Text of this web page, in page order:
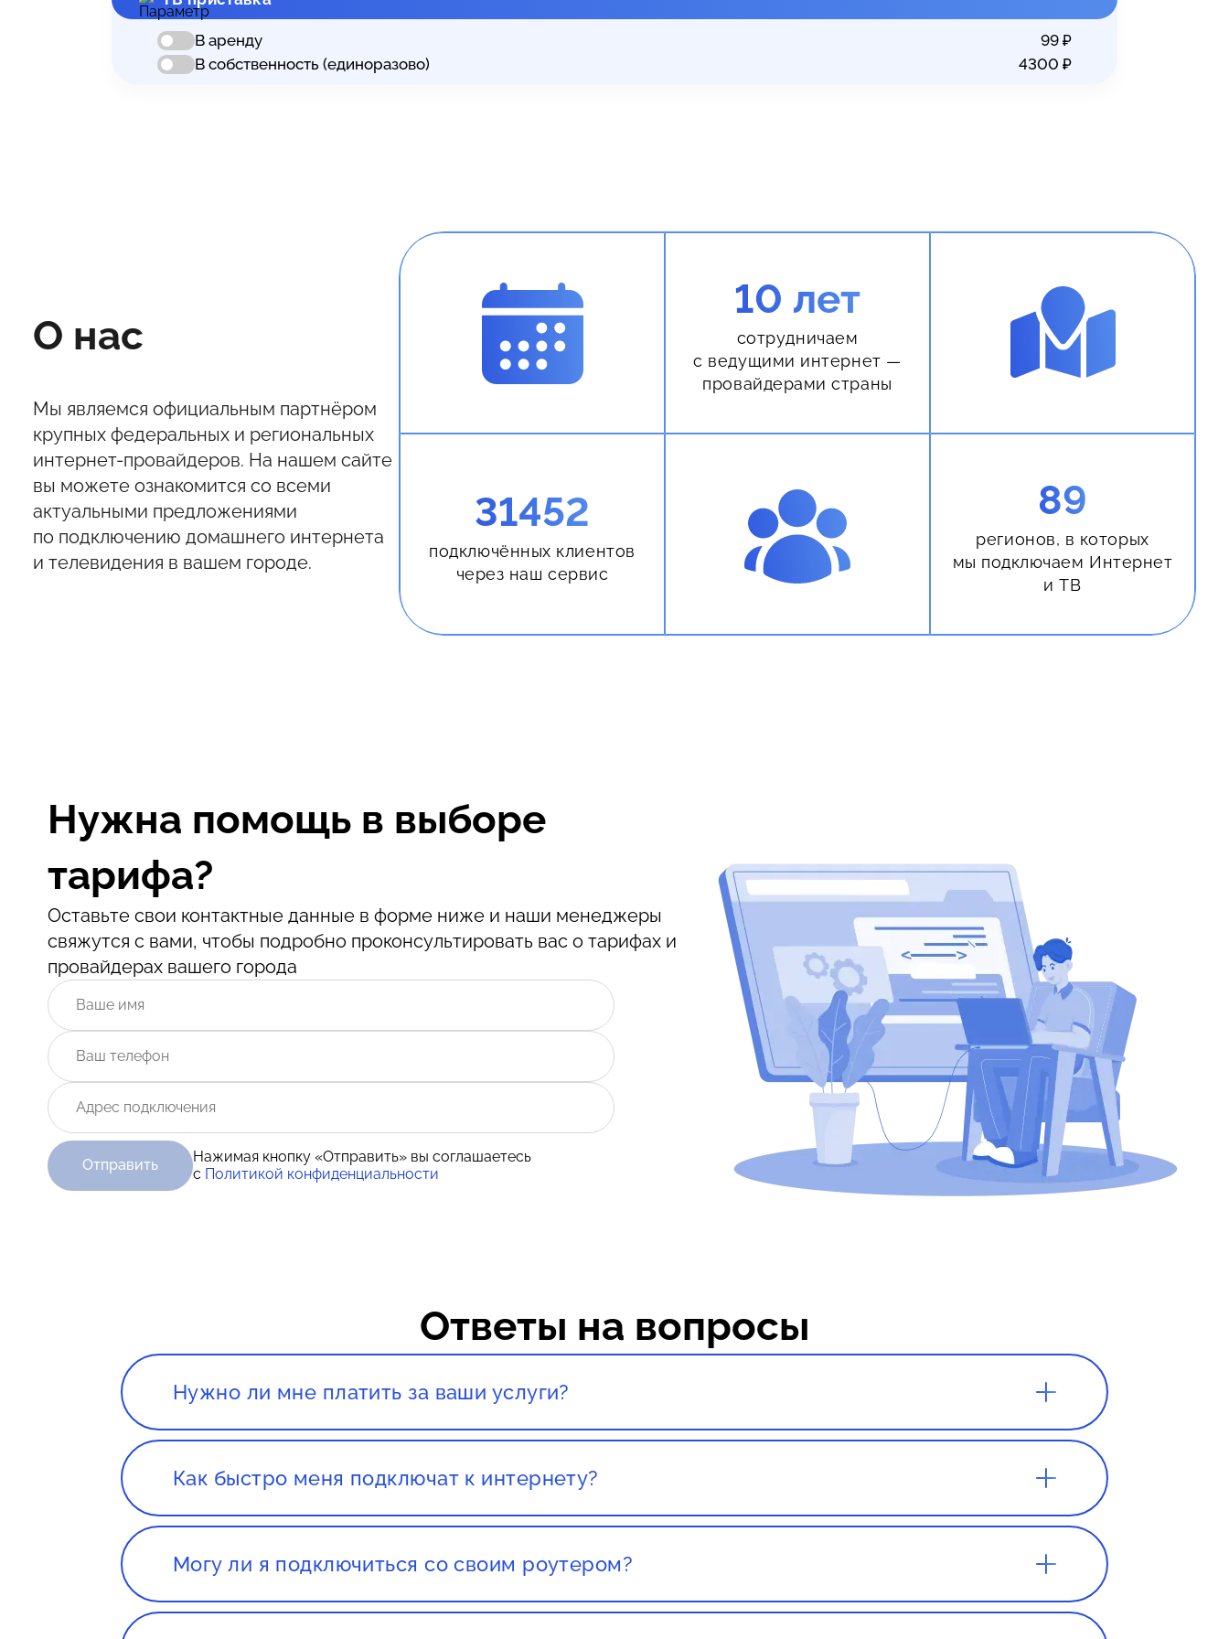
В аренду 99 ₽
В собственность (единоразово)
4300 ₽
О нас
Мы являемся официальным партнёром
крупных федеральных и региональных
интернет-провайдеров. На нашем сайте
вы можете ознакомится со всеми
актуальными предложениями
по подключению домашнего интернета
и телевидения в вашем городе.
10 лет
сотрудничаем
с ведущими интернет —
провайдерами страны
31452
подключённых клиентов
через наш сервис
89
регионов, в которых
мы подключаем Интернет
и ТВ
Нужна помощь в выборе
тарифа?
Оставьте свои контактные данные в форме ниже и наши менеджеры
свяжутся с вами, чтобы подробно проконсультировать вас о тарифах и
провайдерах вашего города
Отправить
Нажимая кнопку «Отправить» вы соглашаетесь
с Политикой конфиденциальности
Ответы на вопросы
Нужно ли мне платить за ваши услуги?
Нет. Сервис, а так же консультация со специалистом полностью бесплатны!
Как быстро меня подключат к интернету?
Все зависит от нагруженности вашего города. Как правило, наших клиентов подключают в
Могу ли я подключиться со своим роутером?
Да, вы сможете подключиться со своим роутером. Но этот роутер должен был приобретаться в